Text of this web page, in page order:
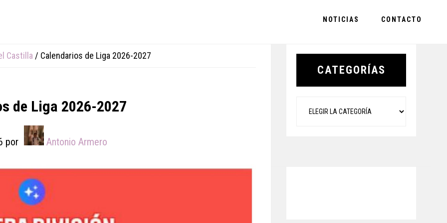
NOTICIAS CONTACTO
Castilla / Calendarios de Liga 2026-2027
de Liga 2026-2027
por Antonio Armero
Primary
CATEGORÍAS